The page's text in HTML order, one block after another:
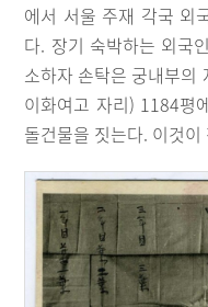
에서 서울 주재 각국 외
다. 장기 숙박하는 외국
소하자 손탁은 궁내부의
이화여고 자리) 1184평
돌건물을 짓는다. 이것